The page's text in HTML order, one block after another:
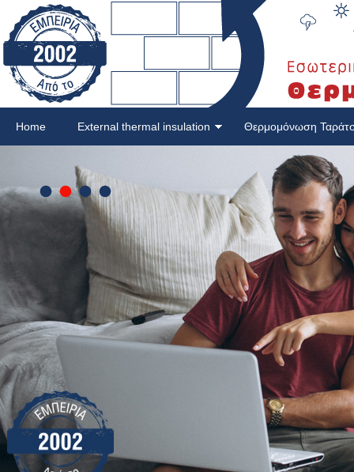
Home External thermal insulation Θερμομόνωση